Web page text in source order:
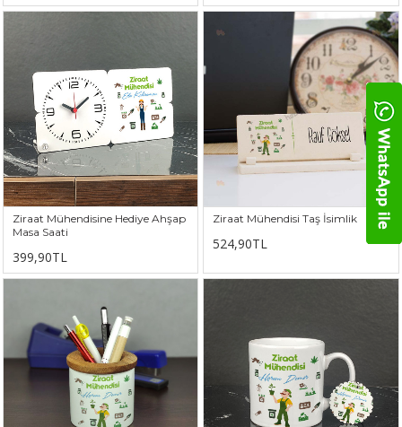
Ziraat Mühendisine Hediye Ahşap
Masa Saati
399,90TL
Ziraat Mühendisi Taş İsimlik
524,90TL